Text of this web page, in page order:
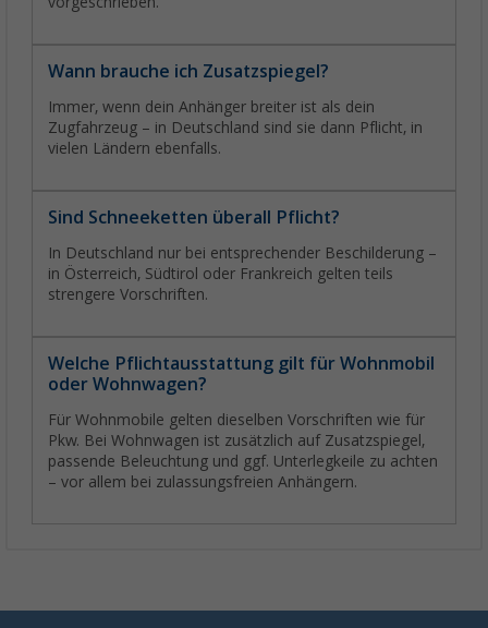
Wann brauche ich Zusatzspiegel?
Immer, wenn dein Anhänger breiter ist als dein
Zugfahrzeug – in Deutschland sind sie dann Pflicht, in
vielen Ländern ebenfalls.
Sind Schneeketten überall Pflicht?
In Deutschland nur bei entsprechender Beschilderung –
in Österreich, Südtirol oder Frankreich gelten teils
strengere Vorschriften.
Welche Pflichtausstattung gilt für Wohnmobil
oder Wohnwagen?
Für Wohnmobile gelten dieselben Vorschriften wie für
Pkw. Bei Wohnwagen ist zusätzlich auf Zusatzspiegel,
passende Beleuchtung und ggf. Unterlegkeile zu achten
– vor allem bei zulassungsfreien Anhängern.